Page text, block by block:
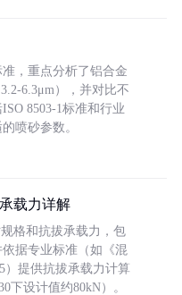
，重点分析了铝合金
6.3μm），并对比不
8503-1标准和行业
喷砂参数。
载力详解
格和抗拔承载力，包
据专业标准（如《混
）提供抗拔承载力计算
下设计值约80kN）。